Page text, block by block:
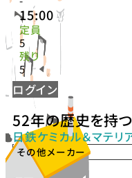
15:00
定員
5
残り
5
ログイン
52年の歴史を持
日鉄ケミカル＆マテ
その他メーカー